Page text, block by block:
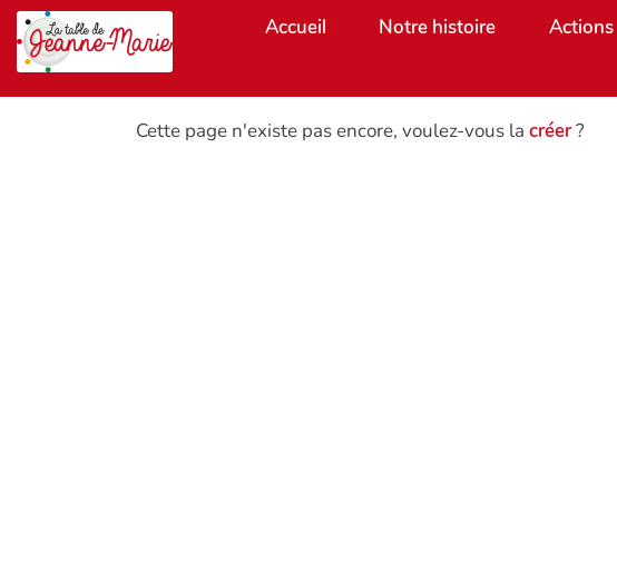
Aller au contenu principal Accueil Notre histoire Actions
Cette page n'existe pas encore, voulez-vous la créer?